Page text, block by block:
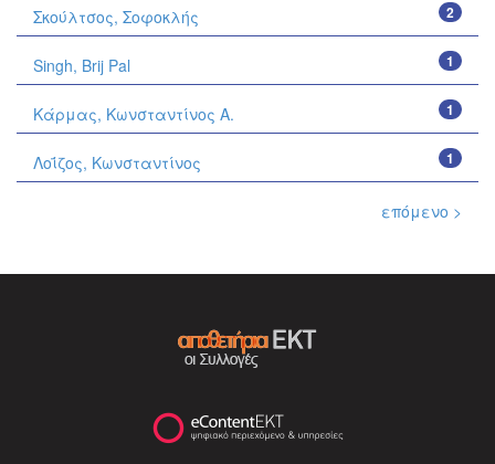
2
Σκούλτσος, Σοφοκλής
1
Singh, Brij Pal
1
Κάρμας, Κωνσταντίνος Α.
1
Λοΐζος, Κωνσταντίνος
επόμενο >